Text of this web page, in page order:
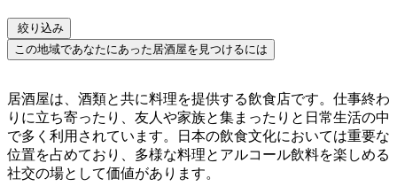
絞り込み
この地域であなたにあった居酒屋を見つけるには
居酒屋は、酒類と共に料理を提供する飲食店です。仕事終わ
りに立ち寄ったり、友人や家族と集まったりと日常生活の中
で多く利用されています。日本の飲食文化においては重要な
位置を占めており、多様な料理とアルコール飲料を楽しめる
社交の場として価値があります。